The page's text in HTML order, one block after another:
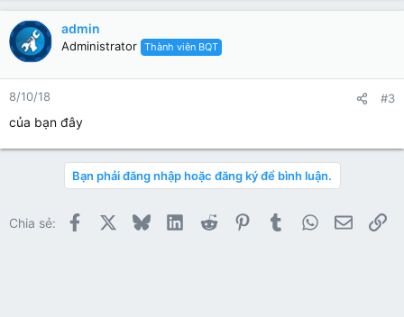
admin
Administrator Thành viên BQT
8/10/18 #3
của bạn đây
Bạn phải đăng nhập hoặc đăng ký để bình luận.
Chia sẻ: Facebook BlueskyLinkedInReddit PinterestTumblrWhatsApp
Email